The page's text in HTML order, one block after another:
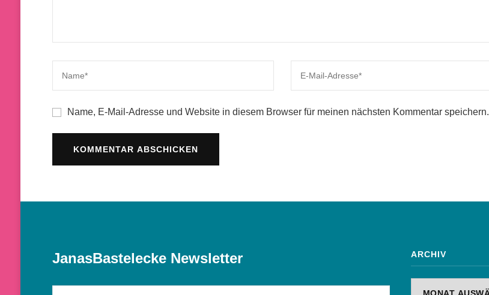
Name, E-Mail-Adresse und Website in diesem Browser für meinen nächsten Kommentar speichern.
JanasBastelecke Newsletter ARCHIV